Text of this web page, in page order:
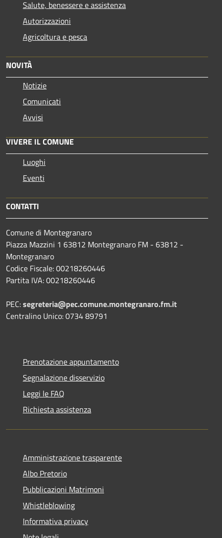
Salute, benessere e assistenza
Autorizzazioni
Agricoltura e pesca
NOVITÀ
Notizie
Comunicati
Avvisi
VIVERE IL COMUNE
Luoghi
Eventi
CONTATTI
Comune di Montegranaro
Piazza Mazzini 1 63812 Montegranaro FM - 63812 -
Montegranaro
Codice Fiscale: 00218260446
Partita IVA: 00218260446
PEC:segreteria@pec.comune.montegranaro.fm.it
Centralino Unico: 0734 89791
Prenotazione appuntamento
Segnalazione disservizio
Leggi le FAQ
Richiesta assistenza
Amministrazione trasparente
Albo Pretorio
Pubblicazioni Matrimoni
Whistleblowing
Informativa privacy